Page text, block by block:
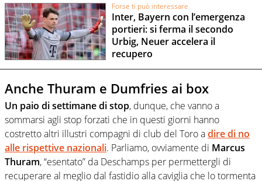
Forse ti può interessare
Inter, Bayern con l’emergenza
portieri: si ferma il secondo
Urbig, Neuer accelera il
recupero
Anche Thuram e Dumfries ai box
Un paio di settimane di stop, dunque, che vanno a
sommarsi agli stop forzati che in questi giorni hanno
costretto altri illustri compagni di club del Toro adire di no
alle rispettive nazionali. Parliamo, ovviamente di Marcus
Thuram, “esentato” da Deschamps per permettergli di
recuperare al meglio dal fastidio alla caviglia che lo tormenta